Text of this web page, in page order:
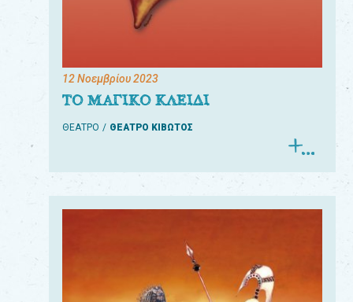
12 Νοεμβρίου 2023
ΤΟ ΜΑΓΙΚΟ ΚΛΕΙΔΙ
ΘΕΑΤΡΟ ΘΕΑΤΡΟ ΚΙΒΩΤΟΣ